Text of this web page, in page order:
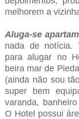
melhorem a
Aluga-se
nada de notícia.
para alugar no
beira mar de
(ainda não sou
super bem
varanda,
O Hotel possui